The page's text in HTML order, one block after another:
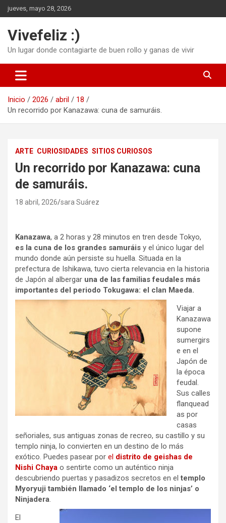
Saltar
al
jueves, mayo 28, 2026
Vivefeliz :)
Un lugar donde contagiarte de buen rollo y ganas de vivir
Inicio 2026 abril
18
Un recorrido por Kanazawa: cuna de samuráis.
ARTE CURIOSIDADES SITIOS CURIOSOS
Un recorrido por Kanazawa: cuna
de samuráis.
18 abril, 2026 sara Suárez
Kanazawa, a 2 horas y 28 minutos en tren desde Tokyo,
es la cuna de los grandes samuráis y el único lugar del
mundo donde aún persiste su huella. Situada en la
prefectura de Ishikawa, tuvo cierta relevancia en la historia
de Japón al albergar una de las familias feudales más
importantes del periodo Tokugawa: el clan Maeda.
Viajar a
Kanazawa
supone
sumergirs
e en el
Japón de
la época
feudal.
Sus calles
flanquead
as por
casas
señoriales, sus antiguas zonas de recreo, su castillo y su
templo ninja, lo convierten en un destino de lo más
exótico. Puedes pasear por el distrito de geishas de
Nishi Chaya o sentirte como un auténtico ninja
descubriendo puertas y pasadizos secretos en eltemplo
Myoryuji también llamado ‘el templo de los ninjas’ o
Ninjadera.
El